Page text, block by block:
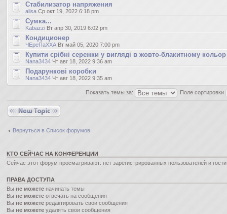
Стабилизатор напряжения
alisa Ср окт 19, 2022 6:18 pm
Сумка...
Kabazzi Вт апр 30, 2019 6:02 pm
Кондиционер
ЧЕреПаХХА Вт май 05, 2020 7:00 pm
Купити срібні сережки у вигляді в жовто-блакитному кольор
Nana3434 Чт авг 18, 2022 9:36 am
Подарункові коробки
Nana3434 Чт авг 18, 2022 9:35 am
Показать темы за: Поле сортировки
Новая тема
Вернуться в Список форумов
КТО СЕЙЧАС НА КОНФЕРЕНЦИИ
Сейчас этот форум просматривают: нет зарегистрированных пользователей и
ПРАВА ДОСТУПА
Вы не можете начинать темы
Вы не можете отвечать на сообщения
Вы не можете редактировать свои сообщения
Вы не можете удалять свои сообщения